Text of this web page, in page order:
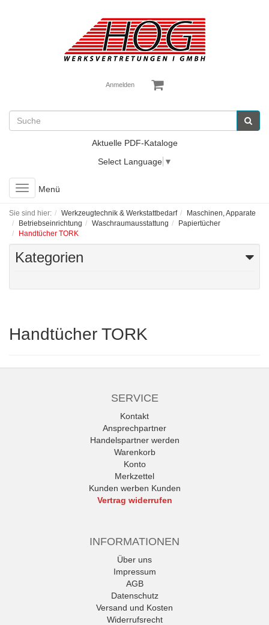
Anmelden
Aktuelle PDF-Kataloge
Select Language ▼
Toggle
navigation
Menü
Sie sind hier: Werkzeugtechnik & Werkstattbedarf
Maschinen, Apparate
Betriebseinrichtung
Waschraumausstattung
Papiertücher
Handtücher TORK
Kategorien
Handtücher TORK
SERVICE
Kontakt
Ansprechpartner
Handelspartner werden
Warenkorb
Konto
Merkzettel
Kunden werben Kunden
Vertrag widerrufen
INFORMATIONEN
Über uns
Impressum
AGB
Datenschutz
Versand und Kosten
Widerrufsrecht